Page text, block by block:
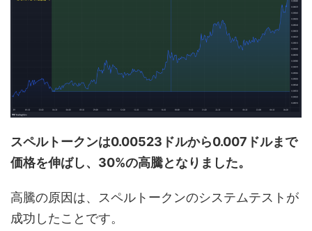
スペルトークンは0.00523ドルから0.007ドルまで
価格を伸ばし、30%の高騰となりました。
高騰の原因は、スペルトークンのシステムテストが
成功したことです。